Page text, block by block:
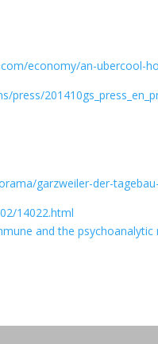
economy/an-ubercool-
garzweiler-der-
14022.html
and the